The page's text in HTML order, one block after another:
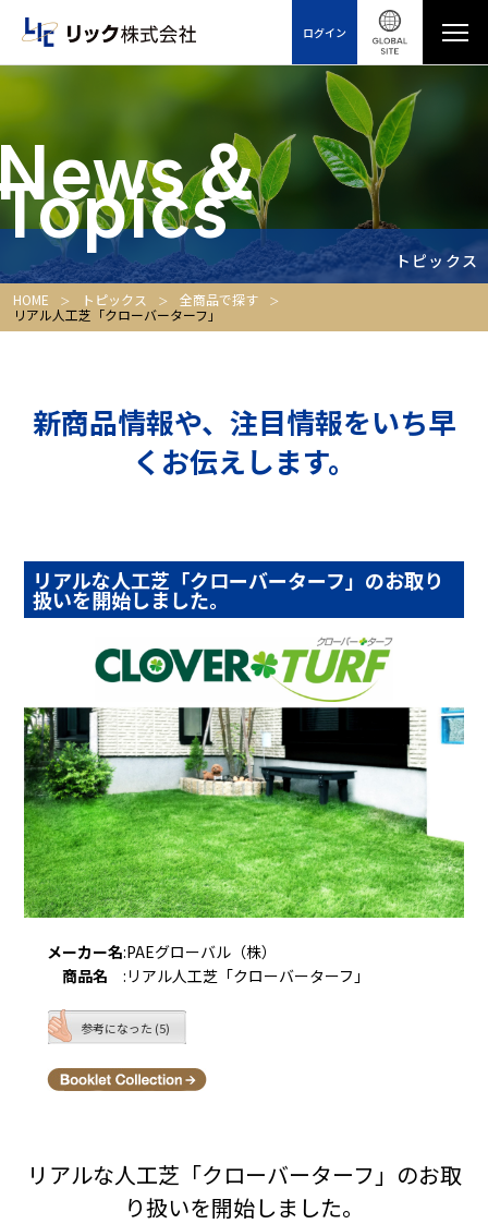
ログイン
＆
トピックス
HOME トピックス
全商品で探す
リアル人工芝「クローバーターフ」
新商品情報や、注目情報をいち早
くお伝えします。
リアルな人工芝「クローバーターフ」のお取り
扱いを開始しました。
メーカー名:PAEグローバル（株）
商品名
: リアル人工芝「クローバーターフ」
参考になった (5)
リアルな人工芝「クローバーターフ」のお取
り扱いを開始しました。